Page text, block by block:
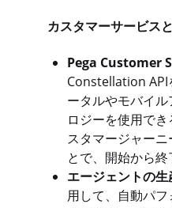
カスタマーサービス
Pega Customer
Constellation API
ータルやモバイ
ロジーを使用で
スタマージャー
とで、開始から
エージェントの生
用して、自動パ